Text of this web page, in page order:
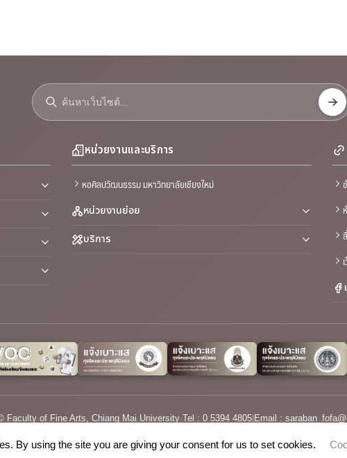
หน่วยงานและบริการ
หอศิลปวัฒนธรรม มหาวิทยาลัยเชียงใหม่
หน่วยงานย่อย
บริการ
Faculty of Fine Arts, Chiang Mai University·Tel : 0 5394 4805| Email :
By using the site you are giving your consent for us to set cookies.